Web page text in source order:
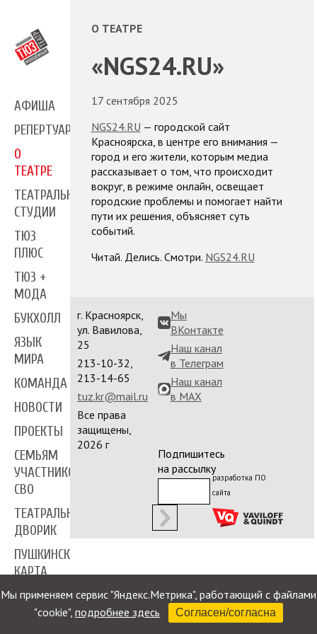
АФИША
РЕПЕРТУАР
О
ТЕАТРЕ
ТЕАТРАЛЬНЫЕ
СТУДИИ
ТЮЗ
ПЛЮС
ТЮЗ +
МОДА
БУКХОЛЛ
ЯЗЫК
МИРА
КОМАНДА
НОВОСТИ
ПРОЕКТЫ
СЕМЬЯМ
УЧАСТНИКОВ
СВО
ТЕАТРАЛЬНЫЙ
ДВОРИК
ПУШКИНСКАЯ
КАРТА
ПРЕССА
КОНТАКТЫ
О ТЕАТРЕ
«NGS24.RU»
17 сентября 2025
NGS24.RU — городской сайт
Красноярска, в центре его внимания —
город и его жители, которым медиа
рассказывает о том, что происходит
вокруг, в режиме онлайн, освещает
городские проблемы и помогает найти
пути их решения, объясняет суть
событий.
Читай. Делись. Смотри. NGS24.RU
г. Красноярск,
ул. Вавилова,
25
213-10-32,
213-14-65
tuz.kr@mail.ru
Все права
защищены,
2026 г
Мы
ВКонтакте
Наш канал
в Телеграм
Наш канал
в MAX
Подпишитесь
на рассылку
разработка ПО
сайта
Мы применяем сервис "Яндекс.Метрика", работающий с файлами
"cookie", подробнее здесь Согласен/согласна